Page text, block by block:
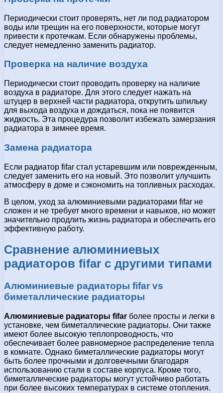
Периодически стоит проверять, нет ли под радиатором
воды или трещин на его поверхности, которые могут
привести к протечкам. Если обнаружены проблемы,
следует немедленно заменить радиатор.
Проверка на наличие воздуха
Периодически стоит проводить проверку на наличие
воздуха в радиаторе. Для этого следует нажать на
штуцер в верхней части радиатора, открутить шпильку
для выхода воздуха и дождаться, пока не появится
жидкость. Эта процедура позволит избежать замерзания
радиатора в зимнее время.
Замена радиатора
Если радиатор fifar стал устаревшим или поврежденным,
следует заменить его на новый. Это позволит улучшить
атмосферу в доме и сэкономить на топливных расходах.
В целом, уход за алюминиевыми радиаторами fifar не
сложен и не требует много времени и навыков, но может
значительно продлить жизнь радиатора и обеспечить его
эффективную работу.
Сравнение алюминиевых
радиаторов fifar с другими типами
Алюминиевые радиаторы fifar vs
биметаллические радиаторы
Алюминиевые радиаторы fifar более просты и легки в
установке, чем биметаллические радиаторы. Они также
имеют более высокую теплопроводность, что
обеспечивает более равномерное распределение тепла
в комнате. Однако биметаллические радиаторы могут
быть более прочными и долговечными благодаря
использованию стали в составе корпуса. Кроме того,
биметаллические радиаторы могут устойчиво работать
при более высоких температурах в системе отопления.